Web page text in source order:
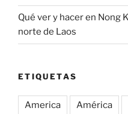
Qué ver y hacer en Nong
norte de Laos
ETIQUETAS
America América